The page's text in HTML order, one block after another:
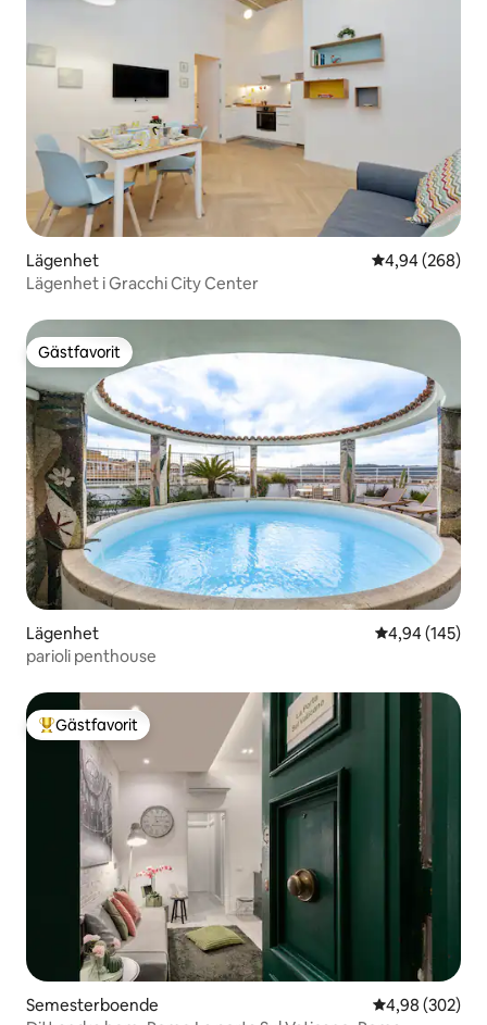
Lägenhet 4,94 av 5 i
4,94 (268)
Lägenhet i Gracchi City Center
Gästfavorit
Gästfavorit
Lägenhet 4,94 av 5 i
4,94 (145)
parioli penthouse
Populär gästfavorit
Gästfavorit
Semesterboende 4,98 av 5 i
4,98 (302)